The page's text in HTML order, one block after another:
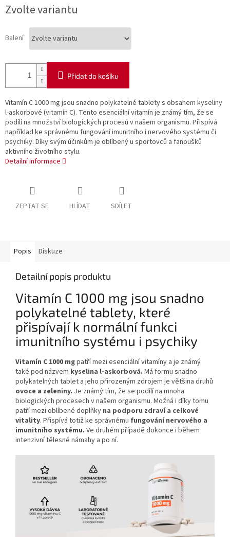
cena:
Zvolte variantu
Balení
Přidat do košíku
Vitamín C 1000 mg jsou snadno polykatelné tablety s obsahem ​​kyseliny
l-askorbové (vitamín C). Tento esenciální vitamín je známý tím, že se
podílí na množství biologických procesů v našem organismu. Přispívá
například ke správnému fungování imunitního i nervového systému či
psychiky. Díky svým účinkům je oblíbený u sportovců a fanoušků
aktivního životního stylu.
Detailní informace
ZEPTAT SE HLÍDAT SDÍLET
Popis Diskuze
Detailní popis produktu
Vitamín C 1000 mg jsou snadno
polykatelné tablety, které
přispívají k normální funkci
imunitního systému i psychiky
Vitamín C 1000 mgpatří mezi esenciální vitamíny a je známý
také pod názvem ​​ kyselina l-askorbová. Má formu snadno
polykatelných tablet a jeho přirozeným zdrojem je většina druhů
ovoce a zeleniny. Je známý tím, že se podílí na mnoha
biologických procesech v našem organismu. Možná i díky tomu
patří mezi oblíbené doplňky na podporu zdraví a celkové
vitality. Přispívá totiž ke správnému fungování nervového a
imunitního systému. Ve druhém případě dokonce i během
intenzivní tělesné námahy a po ní.